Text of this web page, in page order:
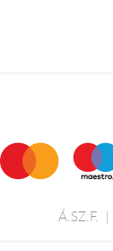
Á.SZ.F.